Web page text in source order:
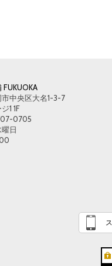
中央区大名1-3-7
1 1F
0705
日